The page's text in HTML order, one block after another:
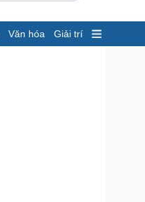
Văn hóa Giải trí